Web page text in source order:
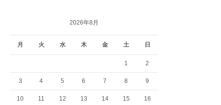
2026年8月
月 火 水 木 金 土 日
1 2
3 4 5 6 7 8 9
10 11 12 13 14 15 16